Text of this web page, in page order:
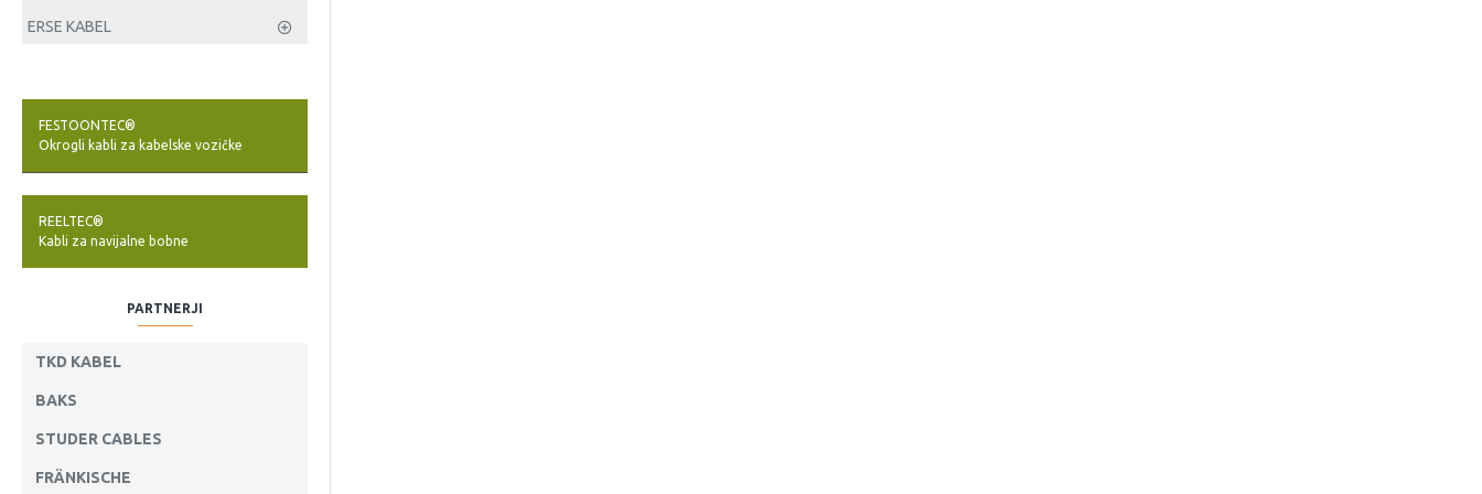
ERSE KABEL
FESTOONTEC®
Okrogli kabli za kabelske vozičke
REELTEC®
Kabli za navijalne bobne
PARTNERJI
TKD KABEL
BAKS
STUDER CABLES
FRÄNKISCHE